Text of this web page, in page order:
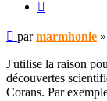
Message
non
lu
parmarmhonie »
J'utilise la raison
découvertes
Corans. Par